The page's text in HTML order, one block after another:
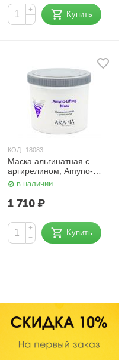
+
−
Купить
КОД: 18083
Маска альгинатная с
аргирелином, Amyno-
Lifting 550 мл. Aravia
в наличии
1 710₽
+
−
Купить